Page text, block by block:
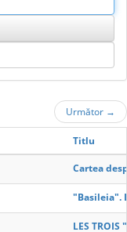
Următor →
Titlu
Cartea
"Basileia".
LES